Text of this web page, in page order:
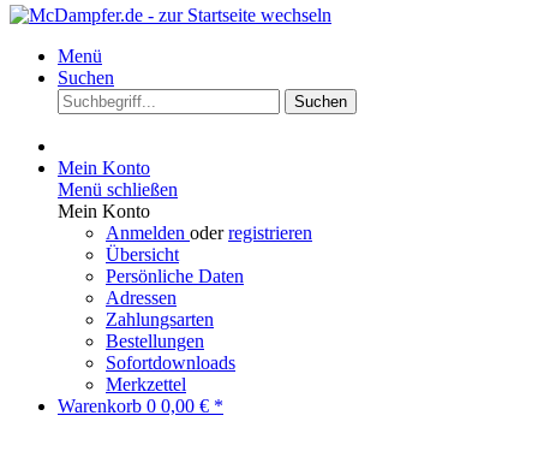
Menü
Suchen
Suchen
Mein Konto
Menü schließen
Mein Konto
Anmelden oderregistrieren
Übersicht
Persönliche Daten
Adressen
Zahlungsarten
Bestellungen
Sofortdownloads
Merkzettel
Warenkorb 0 0,00 € *